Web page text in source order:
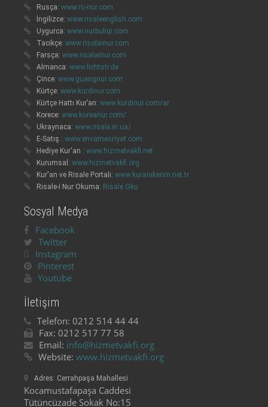
Rusça: www.ru-nur.com
İngilizce: www.risaleenglish.com
Uygurca: www.nurbuliqi.com
Tacikçe: www.risolainur.com
Farsça: www.risalainur.com
Almanca: www.lichtstr.de
Çince: www.guangnur.com
Kürtçe: www.kurdinur.com
Kürtçe Hattı Kur’an: www.kurdinur.com/ar
Korece: www.koreanur.com/
Ukraynaca: www.risale.in.ua/
E-Satış : www.envarnesriyat.com
Hediye Kur'an : www.hizmetvakfi.net
Kurumsal: www.hizmetvakfi.org
Kur'an ve Risale Portalı: www.kuranikerim.net.tr
Risale-i Nur Okuma: Risale Oku
Sosyal Medya
Facebook
Twitter
Instagram
Pinterest
Youtube
İletişim
Telefon: 0212 514 44 44
Fax: 0212 517 77 58
Email: info@hizmetvakfi.org
Website: www.hizmetvakfi.org
Adres: Cerrahpaşa Mahallesi
Kocamustafapaşa Caddesi
Tütüncüzade Sokak No:15